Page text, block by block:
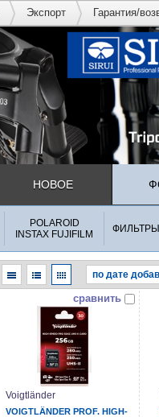
Экспорт Гарантия/
НОВОЕ
POLAROID
INSTAX FUJIFILM
ФИЛЬТРЫ
сравнить
Voigtländer
VOIGTLÄNDER PROF. HIGH-